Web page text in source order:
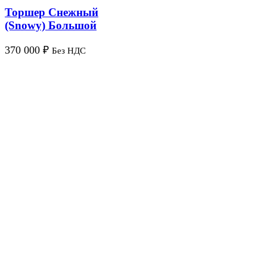
Торшер Снежный
(Snowy) Большой
370 000 ₽ Без НДС